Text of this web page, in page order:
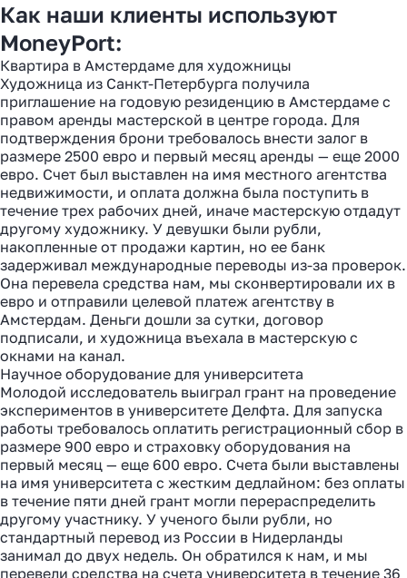
Как наши клиенты используют
MoneyPort:
Квартира в Амстердаме для художницы
Художница из Санкт-Петербурга получила
приглашение на годовую резиденцию в Амстердаме с
правом аренды мастерской в центре города. Для
подтверждения брони требовалось внести залог в
размере 2500 евро и первый месяц аренды — еще 2000
евро. Счет был выставлен на имя местного агентства
недвижимости, и оплата должна была поступить в
течение трех рабочих дней, иначе мастерскую отдадут
другому художнику. У девушки были рубли,
накопленные от продажи картин, но ее банк
задерживал международные переводы из-за проверок.
Она перевела средства нам, мы сконвертировали их в
евро и отправили целевой платеж агентству в
Амстердам. Деньги дошли за сутки, договор
подписали, и художница въехала в мастерскую с
окнами на канал.
Научное оборудование для университета
Молодой исследователь выиграл грант на проведение
экспериментов в университете Делфта. Для запуска
работы требовалось оплатить регистрационный сбор в
размере 900 евро и страховку оборудования на
первый месяц — еще 600 евро. Счета были выставлены
на имя университета с жестким дедлайном: без оплаты
в течение пяти дней грант могли перераспределить
другому участнику. У ученого были рубли, но
стандартный перевод из России в Нидерланды
занимал до двух недель. Он обратился к нам, и мы
перевели средства на счета университета в течение 36